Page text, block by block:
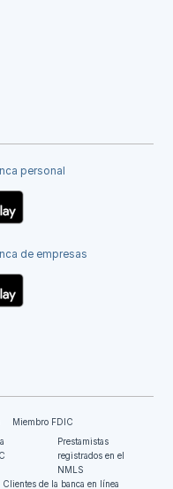
personal
de empresas
Miembro FDIC
Prestamistas
registrados en el
NMLS
Clientes de la banca en línea